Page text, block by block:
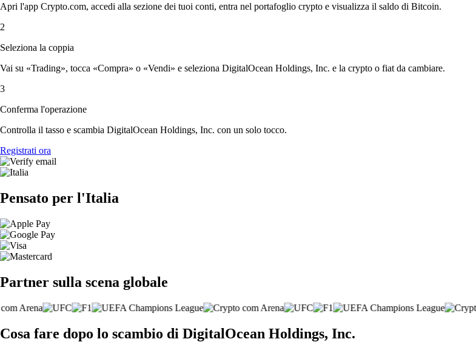
Apri l'app Crypto.com, accedi alla sezione dei tuoi conti, entra nel portafoglio crypto e visualizza il saldo di Bitcoin.
2
Seleziona la coppia
Vai su «Trading», tocca «Compra» o «Vendi» e seleziona DigitalOcean Holdings, Inc. e la crypto o fiat da cambiare.
3
Conferma l'operazione
Controlla il tasso e scambia DigitalOcean Holdings, Inc. con un solo tocco.
Registrati ora
Pensato per l'Italia
Partner sulla scena globale
Cosa fare dopo lo scambio di DigitalOcean Holdings, Inc.